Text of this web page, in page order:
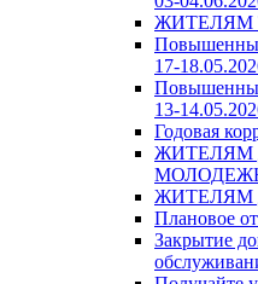
ЖИТЕЛЯМ
17-
13-
Годовая
ЖИТЕЛЯМ
ЖИТЕЛЯМ
Плановое
Закрытие